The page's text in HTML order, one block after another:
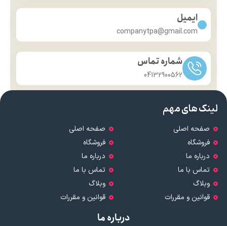
ایمیل
companytpa@gmail.com
شماره تماس
04132900562
لینک های مهم
صفحه اصلی
فروشگاه
درباره ما
تماس با ما
وبلاگ
قوانین و مقررات
صفحه اصلی
فروشگاه
درباره ما
تماس با ما
وبلاگ
قوانین و مقررات
درباره ما